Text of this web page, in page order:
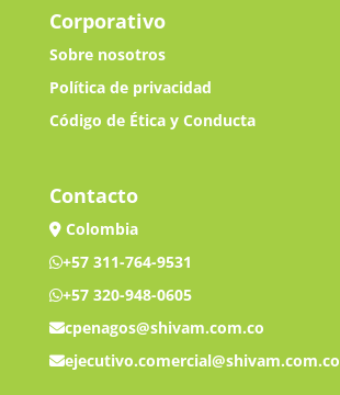
Corporativo
Sobre nosotros
Política de privacidad
Código de Ética y Conducta
Contacto
Colombia
+57 311-764-9531
+57 320-948-0605
cpenagos@shivam.com.co
ejecutivo.comercial@shivam.com.co